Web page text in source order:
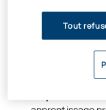
Globale :elle
analyse, en
sciences de
Tout